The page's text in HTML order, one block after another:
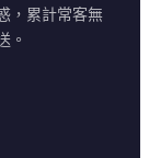
，累計常客無
。